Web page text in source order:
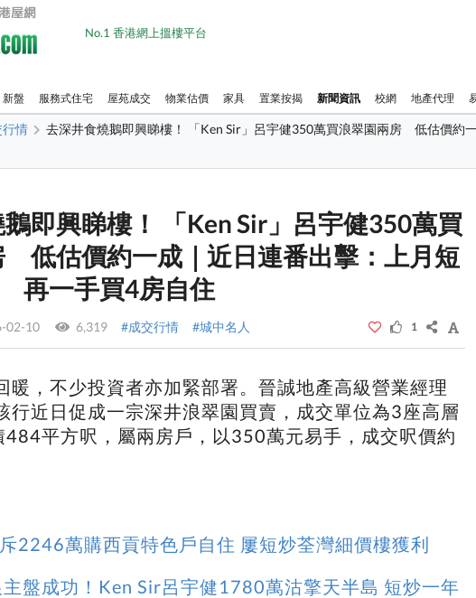
No.1 香港網上搵樓平台
新盤 服務式住宅 屋苑成交 物業估價 家具 置業按揭 新聞資訊 校網 地產代理
行情 去深井食燒鵝即興睇樓！ 「Ken Sir」呂宇健350萬買浪翠園兩房 低估價約
即興睇樓！ 「Ken Sir」呂宇健350萬買
低估價約一成｜近日連番出擊：上月短
再一手買4房自住
02-10 6,319 #成交行情 #城中名人 1
暖，不少投資者亦加緊部署。晉誠地產高級營業經理
行近日促成一宗深井浪翠園買賣，成交單位為3座高層
484平方呎，屬兩房戶，以350萬元易手，成交呎價約
2246萬購西貢特色戶自住 屢短炒荃灣細價樓獲利
盤成功！Ken Sir呂宇健1780萬沽擎天半島 短炒一年